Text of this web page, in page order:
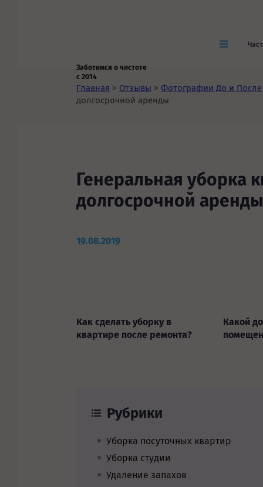
Заботимся о чистоте
с 2014
Главная > Отзывы > Фотографии До и После
долгосрочной аренды
Генеральная уборка
долгосрочной аренды
19.08.2019
Как сделать уборку в
квартире после ремонта?
Какой
Рубрики
Уборка посуточных квартир
Уборка студии
Удаление запахов